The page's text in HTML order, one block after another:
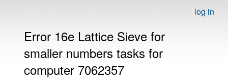
log in
Error 16e Lattice Sieve for
smaller numbers tasks for
computer 7062357